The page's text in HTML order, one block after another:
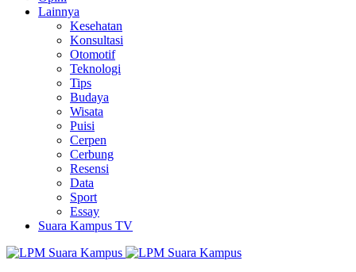
Lainnya
Kesehatan
Konsultasi
Otomotif
Teknologi
Tips
Budaya
Wisata
Puisi
Cerpen
Cerbung
Resensi
Data
Sport
Essay
Suara Kampus TV